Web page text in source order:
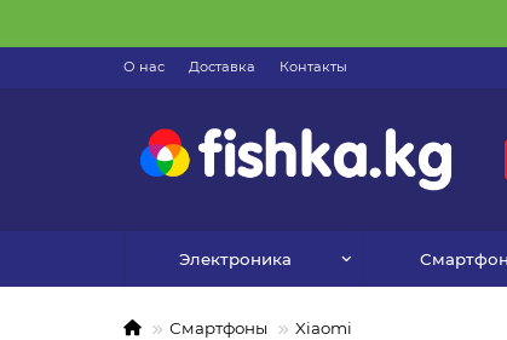
О нас Доставка Контакты
Электроника
Смартфоны Xiaomi